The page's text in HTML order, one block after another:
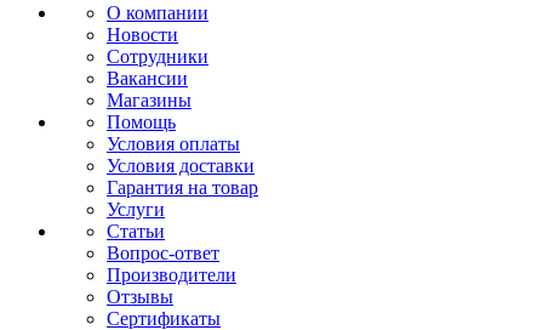
О компании
Новости
Сотрудники
Вакансии
Магазины
Помощь
Условия оплаты
Условия доставки
Гарантия на товар
Услуги
Статьи
Вопрос-ответ
Производители
Отзывы
Сертификаты